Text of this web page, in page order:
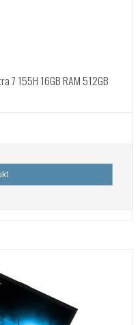
7 155H 16GB RAM 512GB